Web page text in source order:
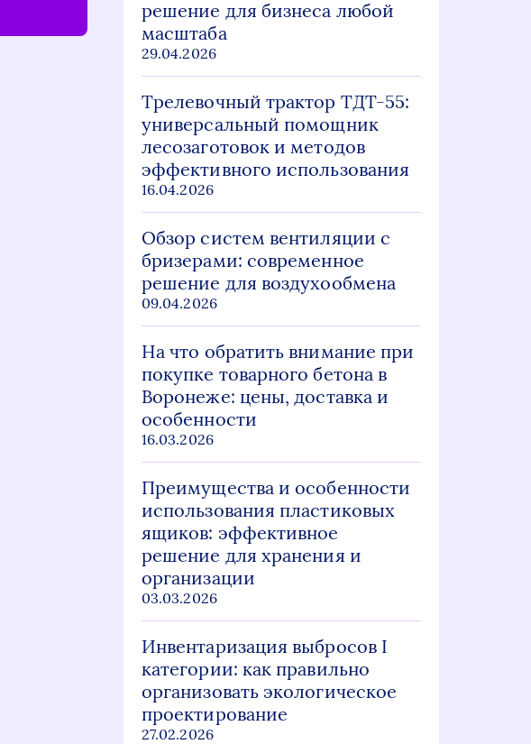
решение для бизнеса любой
масштаба
29.04.2026
Трелевочный трактор ТДТ-55:
универсальный помощник
лесозаготовок и методов
эффективного использования
16.04.2026
Обзор систем вентиляции с
бризерами: современное
решение для воздухообмена
09.04.2026
На что обратить внимание при
покупке товарного бетона в
Воронеже: цены, доставка и
особенности
16.03.2026
Преимущества и особенности
использования пластиковых
ящиков: эффективное
решение для хранения и
организации
03.03.2026
Инвентаризация выбросов I
категории: как правильно
организовать экологическое
проектирование
27.02.2026